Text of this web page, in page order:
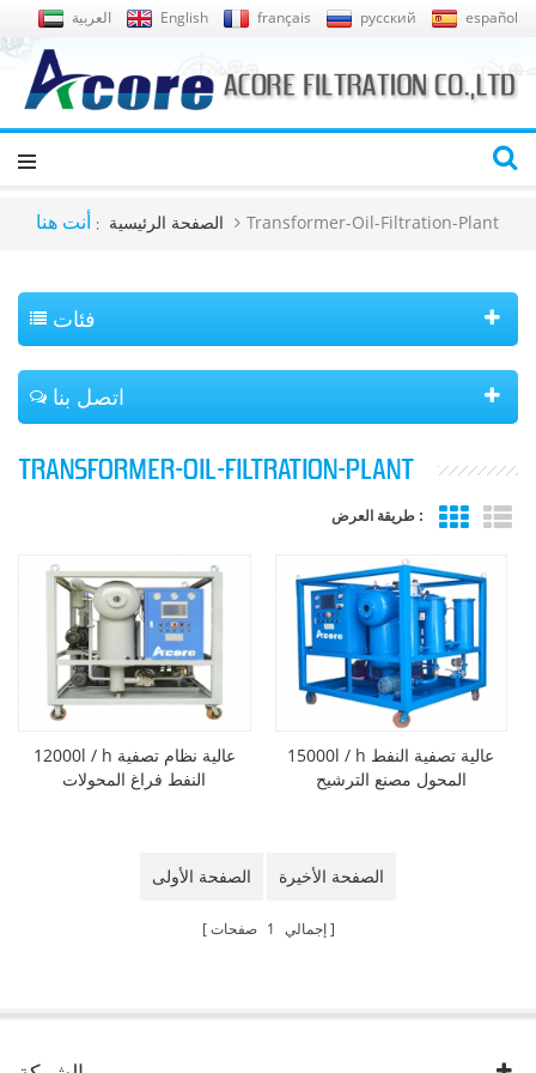
العربية English français русский español
أنت هنا : الصفحة الرئيسية Transformer-Oil-Filtration-Plant
فئات
اتصل بنا
TRANSFORMER-OIL-FILTRATION-PLANT
طريقة العرض :
12000l / h عالية نظام تصفية
النفط فراغ المحولات
15000l / h عالية تصفية النفط
المحول مصنع الترشيح
الصفحة الأولى الصفحة الأخيرة
إجمالي 1 صفحات